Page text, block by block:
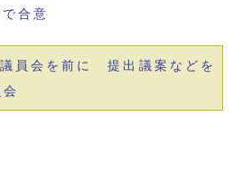
合意
員会を前に 提出議案などを